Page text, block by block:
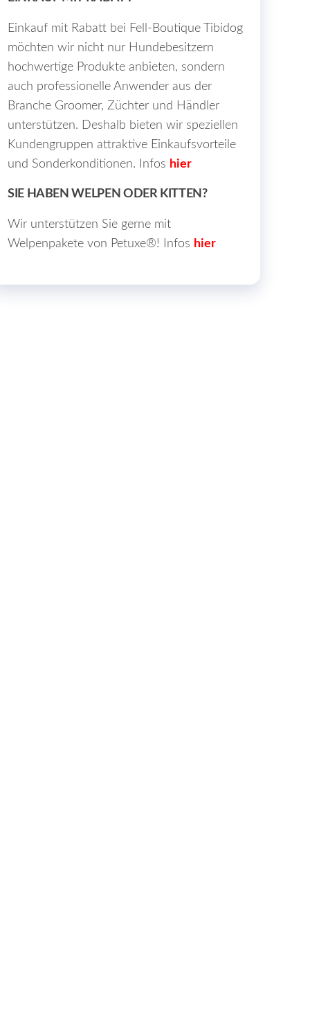
Einkauf mit Rabatt bei Fell-Boutique Tibidog
möchten wir nicht nur Hundebesitzern
hochwertige Produkte anbieten, sondern
auch professionelle Anwender aus der
Branche Groomer, Züchter und Händler
unterstützen. Deshalb bieten wir speziellen
Kundengruppen attraktive Einkaufsvorteile
und Sonderkonditionen. Infos hier
SIE HABEN WELPEN ODER KITTEN?
Wir unterstützen Sie gerne mit
Welpenpakete von Petuxe®! Infos hier